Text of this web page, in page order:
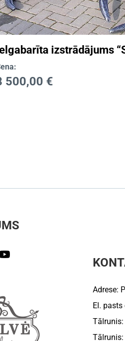
izstrādājums
500,00 €
Adrese:
El. pasts